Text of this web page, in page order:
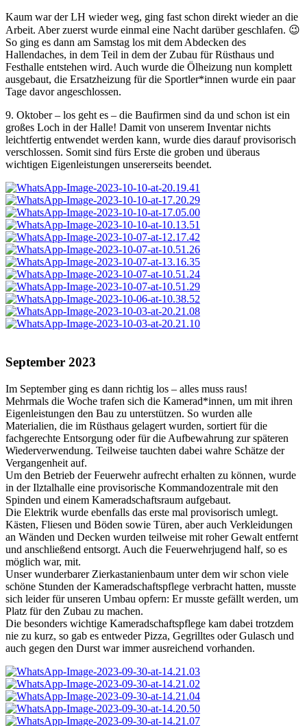
Kaum war der LH wieder weg, ging fast schon direkt wieder an die
Arbeit. Aber zuerst wurde einmal eine Nacht darüber geschlafen. 😉
So ging es dann am Samstag los mit dem Abdecken des
Hallendaches, in dem Teil in dem der Zubau für Rüsthaus und
Festhalle entstehen wird. Auch wurde die Ölheizung nun komplett
ausgebaut, die Ersatzheizung für die Sportler*innen wurde ein paar
Tage davor angeschlossen.
9. Oktober – los geht es – die Baufirmen sind da und schon ist ein
großes Loch in der Halle! Damit von unserem Inventar nichts
leichtfertig entwendet werden kann, wurde dies darauf provisorisch
verschlossen. Somit sind fürs Erste die groben und überaus
wichtigen Eigenleistungen unsererseits beendet.
September 2023
Im September ging es dann richtig los – alles muss raus!
Mehrmals die Woche trafen sich die Kamerad*innen, um mit ihren
Eigenleistungen den Bau zu unterstützen. So wurden alle
Materialien, die im Rüsthaus gelagert wurden, sortiert für die
fachgerechte Entsorgung oder für die Aufbewahrung zur späteren
Wiederverwendung. Teilweise tauchten dabei wahre Schätze der
Vergangenheit auf.
Um den Betrieb der Feuerwehr aufrecht erhalten zu können, wurde
in der Ilztalhalle eine provisorische Kommandozentrale mit den
Spinden und einem Kameradschaftsraum aufgebaut.
Die Elektrik wurde ebenfalls das erste mal provisorisch umlegt.
Kästen, Fliesen und Böden sowie Türen, aber auch Verkleidungen
an Wänden und Decken wurden teilweise mit roher Gewalt entfernt
und anschließend entsorgt. Auch die Feuerwehrjugend half, so es
möglich war, mit.
Unser wunderbarer Zierkastanienbaum unter dem wir schon viele
schöne Stunden der Kameradschaftspflege verbracht hatten, musste
sich leider für unseren Umbau opfern: Er musste gefällt werden, um
Platz für den Zubau zu machen.
Die besonders wichtige Kameradschaftspflege kam dabei trotzdem
nie zu kurz, so gab es entweder Pizza, Gegrilltes oder Gulasch und
auch gegen den Durst war immer ausreichend vorhanden.